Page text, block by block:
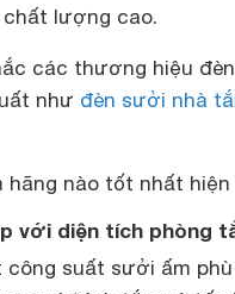
lượng cao.
các thương hiệu
như đèn sưởi nhà
hãng nào tốt nhất hiện
với diện tích phòng
suất sưởi ấm